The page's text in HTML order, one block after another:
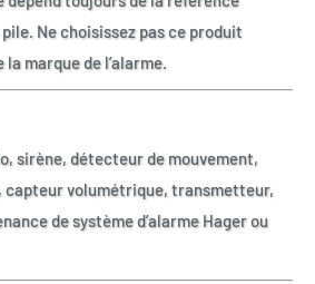
Ne choisissez pas ce produit
marque de l’alarme.
sirène, détecteur de mouvement,
capteur volumétrique, transmetteur,
de système d’alarme Hager ou